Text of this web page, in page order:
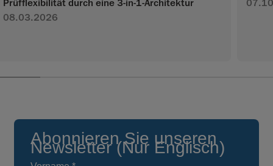
Prüfflexibilität durch eine 3-in-1-Architektur
08.03.2026